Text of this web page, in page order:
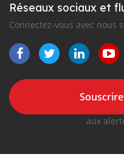
Réseaux sociaux et
Connectez-vous avec nous
aux